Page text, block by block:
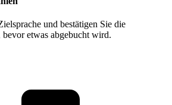
und bestätigen Sie die
bevor etwas abgebucht wird.